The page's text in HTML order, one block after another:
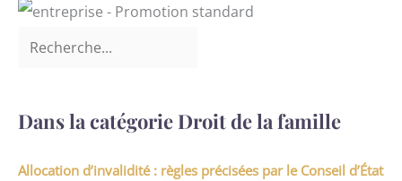
Dans la catégorie Droit de la famille
Allocation d’invalidité : règles précisées par le Conseil d’État